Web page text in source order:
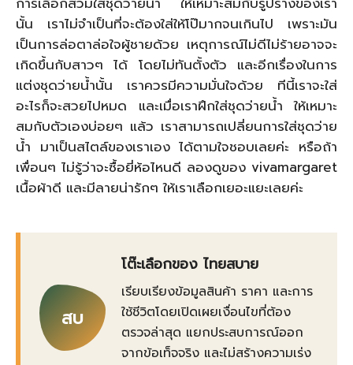
นั้น เราไม่จำเป็นที่จะต้องใส่ให้โป๊มากจนเกินไป เพราะมัน
เป็นการล่อตาล่อใจผู้ชายด้วย เหตุการณ์ไม่ดีไม่ร้ายอาจจะ
เกิดขึ้นกับสาวๆ ได้ โดยไม่ทันตั้งตัว และอีกเรื่องในการ
แต่งชุดว่ายน้ำนั้น เราควรมีความมั่นใจด้วย ทีนี้เราจะใส่
อะไรก็จะสวยไปหมด และเมื่อเราฝึกใส่ชุดว่ายน้ำ ให้เหมาะ
สมกับตัวเองบ่อยๆ แล้ว เราสามารถเปลี่ยนการใส่ชุดว่าย
น้ำ มาเป็นสไตล์ของเราเอง ได้ตามใจชอบเลยค่ะ หรือถ้า
เพื่อนๆ ไม่รู้ว่าจะซื้อยี่ห้อไหนดี ลองดูของ vivamargaret
เนื้อผ้าดี และมีลายน่ารักๆ ให้เราเลือกเยอะแยะเลยค่ะ
สบ
โต๊ะเลือกของ ไทยสบาย
เรียบเรียงข้อมูลสินค้า ราคา และการ
ใช้ชีวิตโดยเปิดเผยเงื่อนไขที่ต้อง
ตรวจล่าสุด แยกประสบการณ์ออก
จากข้อเท็จจริง และไม่สร้างความเร่ง